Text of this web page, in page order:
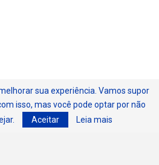
sua experiência. Vamos supor
isso, mas você pode optar por não
Aceitar Leia mais